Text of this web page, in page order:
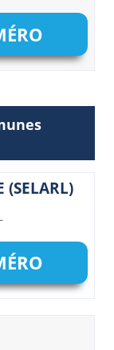
(SELARL)